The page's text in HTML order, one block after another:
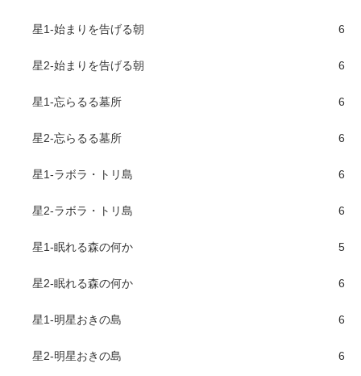
星1-始まりを告げる朝 6
星2-始まりを告げる朝 6
星1-忘らるる墓所 6
星2-忘らるる墓所 6
星1-ラボラ・トリ島 6
星2-ラボラ・トリ島 6
星1-眠れる森の何か 5
星2-眠れる森の何か 6
星1-明星おきの島 6
星2-明星おきの島 6